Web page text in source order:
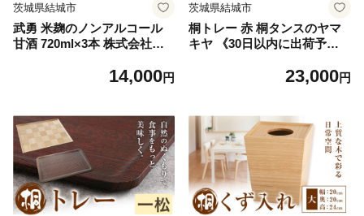
茨城県結城市
武勇 米麹のノンアルコール
甘酒 720ml×3本 株式会社武
アルコール 甘酒 健康 朝ごは
ん [№5802-0474]
14,000円
茨城県結城市
桐トレー 赤 桐タンスのヤマ
キヤ 《30日以内に出荷予定
工芸品 桐 おぼん トレー イン
23,000円